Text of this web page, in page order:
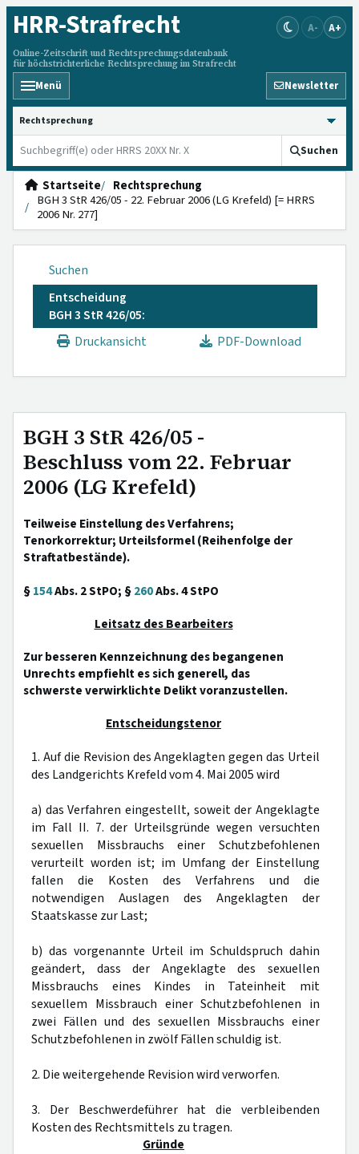
HRR-Strafrecht
Online-Zeitschrift und Rechtsprechungsdatenbank
für höchstrichterliche Rechtsprechung im Strafrecht
A- A+
Menü Newsletter
HRRS durchsuchen
Suchen
Startseite
Rechtsprechung
BGH 3 StR 426/05 - 22. Februar 2006 (LG Krefeld) [= HRRS
2006 Nr. 277]
Suchen
Entscheidung
BGH 3 StR 426/05:
Druckansicht
PDF-Download
BGH 3 StR 426/05 -
Beschluss vom 22. Februar
2006 (LG Krefeld)
Teilweise Einstellung des Verfahrens;
Tenorkorrektur; Urteilsformel (Reihenfolge der
Straftatbestände).
§154Abs. 2 StPO; §260Abs. 4 StPO
Leitsatz des Bearbeiters
Zur besseren Kennzeichnung des begangenen
Unrechts empfiehlt es sich generell, das
schwerste verwirklichte Delikt voranzustellen.
Entscheidungstenor
1. Auf die Revision des Angeklagten gegen das Urteil
des Landgerichts Krefeld vom 4. Mai 2005 wird
a) das Verfahren eingestellt, soweit der Angeklagte
im Fall II. 7. der Urteilsgründe wegen versuchten
sexuellen Missbrauchs einer Schutzbefohlenen
verurteilt worden ist; im Umfang der Einstellung
fallen die Kosten des Verfahrens und die
notwendigen Auslagen des Angeklagten der
Staatskasse zur Last;
b) das vorgenannte Urteil im Schuldspruch dahin
geändert, dass der Angeklagte des sexuellen
Missbrauchs eines Kindes in Tateinheit mit
sexuellem Missbrauch einer Schutzbefohlenen in
zwei Fällen und des sexuellen Missbrauchs einer
Schutzbefohlenen in zwölf Fällen schuldig ist.
2. Die weitergehende Revision wird verworfen.
3. Der Beschwerdeführer hat die verbleibenden
Kosten des Rechtsmittels zu tragen.
Gründe